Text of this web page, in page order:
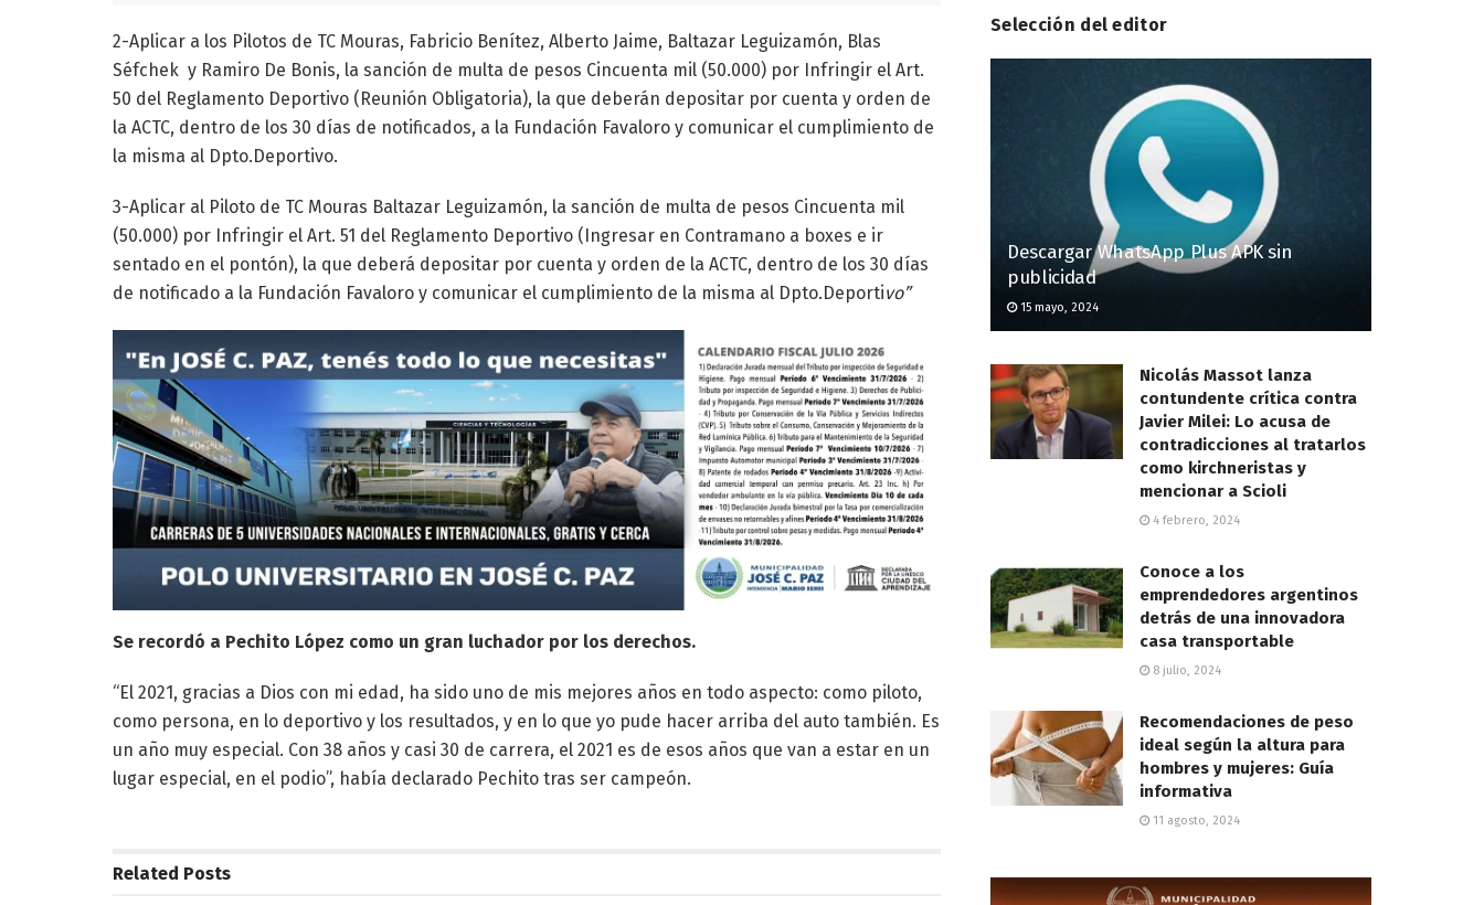
2-Aplicar a los Pilotos de TC Mouras, Fabricio Benítez, Alberto Jaime, Baltazar Leguizamón, Blas
Séfchek y Ramiro De Bonis, la sanción de multa de pesos Cincuenta mil (50.000) por Infringir el Art.
50 del Reglamento Deportivo (Reunión Obligatoria), la que deberán depositar por cuenta y orden de
la ACTC, dentro de los 30 días de notificados, a la Fundación Favaloro y comunicar el cumplimiento de
la misma al Dpto.Deportivo.
3-Aplicar al Piloto de TC Mouras Baltazar Leguizamón, la sanción de multa de pesos Cincuenta mil
(50.000) por Infringir el Art. 51 del Reglamento Deportivo (Ingresar en Contramano a boxes e ir
sentado en el pontón), la que deberá depositar por cuenta y orden de la ACTC, dentro de los 30 días
de notificado a la Fundación Favaloro y comunicar el cumplimiento de la misma al Dpto.Deportivo”
Se recordó a Pechito López como un gran luchador por los derechos.
“El 2021, gracias a Dios con mi edad, ha sido uno de mis mejores años en todo aspecto: como piloto,
como persona, en lo deportivo y los resultados, y en lo que yo pude hacer arriba del auto también. Es
un año muy especial. Con 38 años y casi 30 de carrera, el 2021 es de esos años que van a estar en un
lugar especial, en el podio”, había declarado Pechito tras ser campeón.
Related Posts
Selección del editor
Descargar WhatsApp Plus APK sin
publicidad
15 mayo, 2024
Nicolás Massot lanza
contundente crítica contra
Javier Milei: Lo acusa de
contradicciones al tratarlos
como kirchneristas y
mencionar a Scioli
4 febrero, 2024
Conoce a los
emprendedores argentinos
detrás de una innovadora
casa transportable
8 julio, 2024
Recomendaciones de peso
ideal según la altura para
hombres y mujeres: Guía
informativa
11 agosto, 2024